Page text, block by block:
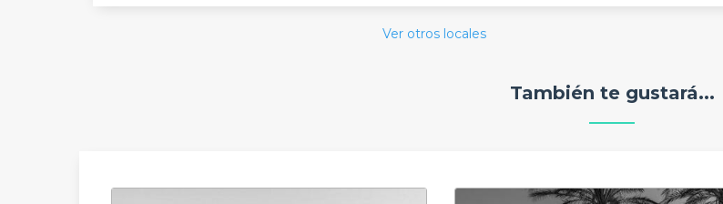
Ver otros locales
También te gustará...